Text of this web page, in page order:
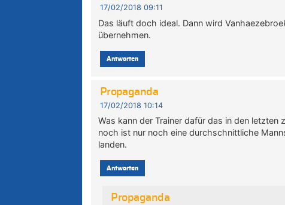
17/02/2018 09:11
Das läuft doch ideal. Dann wird
übernehmen.
Antworten
Propaganda
17/02/2018 10:14
Was kann der Trainer dafür das in den
noch ist nur noch eine durchschnittliche
landen.
Antworten
Propaganda